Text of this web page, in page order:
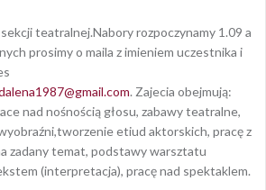
sekcji teatralnej.Nabory rozpoczynamy 1.09 a
prosimy o maila z imieniem uczestnika i
. Zajecia obejmują:
nad nośnością głosu, zabawy teatralne,
etiud aktorskich, pracę z
zadany temat, podstawy warsztatu
(interpretacja), pracę nad spektaklem.